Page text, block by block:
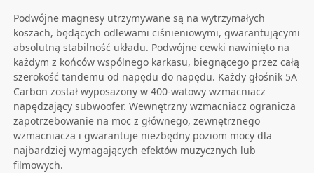
Podwójne magnesy utrzymywane są na wytrzymałych
koszach, będących odlewami ciśnieniowymi, gwarantującymi
absolutną stabilność układu. Podwójne cewki nawinięto na
każdym z końców wspólnego karkasu, biegnącego przez całą
szerokość tandemu od napędu do napędu. Każdy głośnik 5A
Carbon został wyposażony w 400-watowy wzmacniacz
napędzający subwoofer. Wewnętrzny wzmacniacz ogranicza
zapotrzebowanie na moc z głównego, zewnętrznego
wzmacniacza i gwarantuje niezbędny poziom mocy dla
najbardziej wymagających efektów muzycznych lub
filmowych.